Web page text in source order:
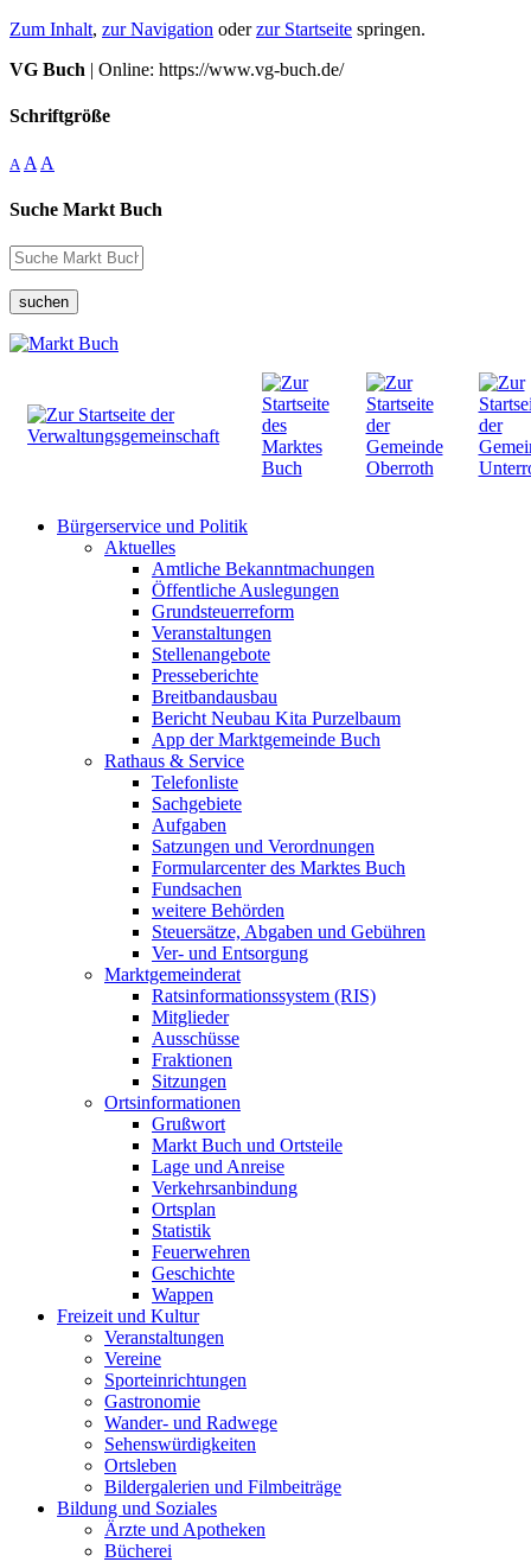
Zum Inhalt, zur Navigation oderzur Startseite springen.
VG Buch | Online: https://www.vg-buch.de/
Schriftgröße
A A A
Suche Markt Buch
suchen
Bürgerservice und Politik
Aktuelles
Amtliche Bekanntmachungen
Öffentliche Auslegungen
Grundsteuerreform
Veranstaltungen
Stellenangebote
Presseberichte
Breitbandausbau
Bericht Neubau Kita Purzelbaum
App der Marktgemeinde Buch
Rathaus & Service
Telefonliste
Sachgebiete
Aufgaben
Satzungen und Verordnungen
Formularcenter des Marktes Buch
Fundsachen
weitere Behörden
Steuersätze, Abgaben und Gebühren
Ver- und Entsorgung
Marktgemeinderat
Ratsinformationssystem (RIS)
Mitglieder
Ausschüsse
Fraktionen
Sitzungen
Ortsinformationen
Grußwort
Markt Buch und Ortsteile
Lage und Anreise
Verkehrsanbindung
Ortsplan
Statistik
Feuerwehren
Geschichte
Wappen
Freizeit und Kultur
Veranstaltungen
Vereine
Sporteinrichtungen
Gastronomie
Wander- und Radwege
Sehenswürdigkeiten
Ortsleben
Bildergalerien und Filmbeiträge
Bildung und Soziales
Ärzte und Apotheken
Bücherei